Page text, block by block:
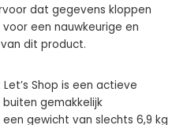
dat gegevens kloppen
een nauwkeurige en
dit product.
Shop is een actieve
gemakkelijk
gewicht van slechts 6,9 kg